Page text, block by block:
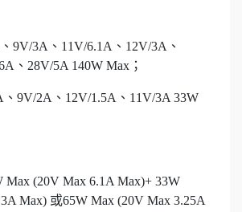
9V/3A、11V/6.1A、12V/3A、
、28V/5A 140W Max；
9V/2A、12V/1.5A、11V/3A 33W
Max (20V Max 6.1A Max)+ 33W
Max) 或65W Max (20V Max 3.25A